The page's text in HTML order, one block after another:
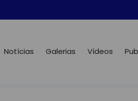
Notícias Galerias Vídeos